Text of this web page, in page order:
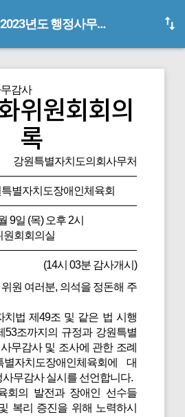
사회문화위원회 2023년도 행정사무감사 회의록(피감사기관:강원특별자치도장애인체육회)
감사
위원회회의
록
강원특별자치도의회사무처
별자치도장애인체육회
9일 (목) 오후 2시
원회회의실
(14시 03분 감사개시)
원 여러분, 의석을 정돈해 주
치법 제49조 및 같은 법 시행
53조까지의 규정과 강원특별
무감사 및 조사에 관한 조례
자치도장애인체육회에 대
사무감사 실시를 선언합니다.
회의 발전과 장애인 선수들
복리 증진을 위해 노력하시